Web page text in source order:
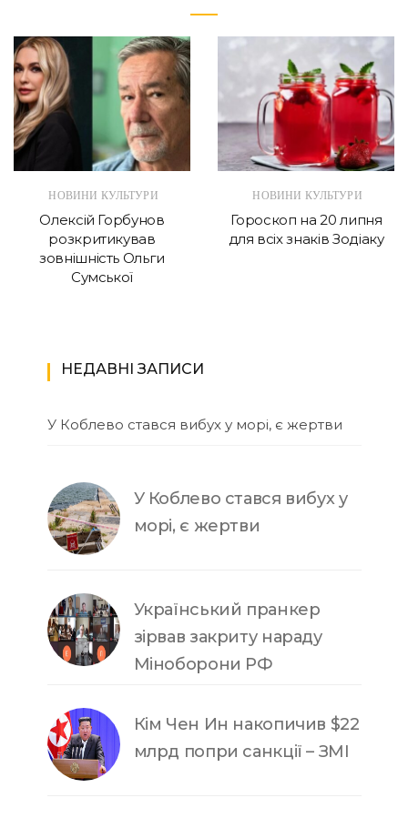
НОВИНИ КУЛЬТУРИ
Олексій Горбунов
розкритикував
зовнішність Ольги
Сумської
НОВИНИ КУЛЬТУРИ
Гороскоп на 20 липня
для всіх знаків Зодіаку
НЕДАВНІ ЗАПИСИ
У Коблево стався вибух у морі, є жертви
У Коблево стався вибух у
морі, є жертви
Український пранкер
зірвав закриту нараду
Міноборони РФ
Кім Чен Ин накопичив $22
млрд попри санкції – ЗМІ